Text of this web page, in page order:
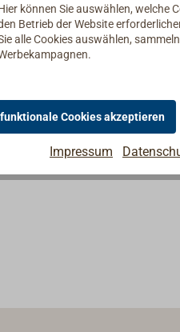
für
ein Epoxidharz
und geringer
wie z. B.
auf Hölzern
Dieses System
schnelle
erstklassige
das CLR
bereit, um
können Sie auswählen, welche
Betrieb der Website
alle Cookies auswählen,
Cookies akzeptieren
Impressum